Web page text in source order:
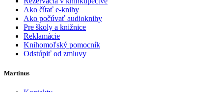
Ako čítať e-knihy
Ako počúvať audioknihy
Pre školy a knižnice
Reklamácie
Knihomoľský pomocník
Odstúpiť od zmluvy
Martinus